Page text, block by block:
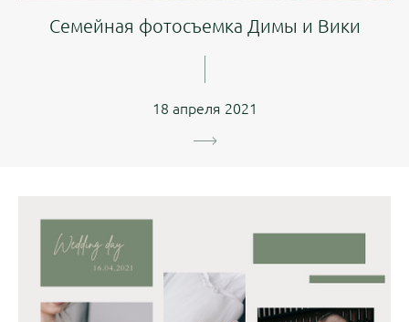
Семейная фотосъемка Димы и Вики
18 апреля 2021